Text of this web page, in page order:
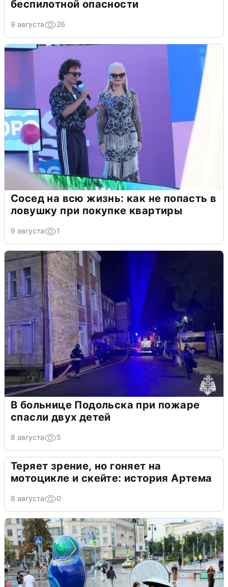
беспилотной опасности
9 августа 26
Сосед на всю жизнь: как не попасть в
ловушку при покупке квартиры
9 августа 1
В больнице Подольска при пожаре
спасли двух детей
8 августа 5
Теряет зрение, но гоняет на
мотоцикле и скейте: история Артема
8 августа 0